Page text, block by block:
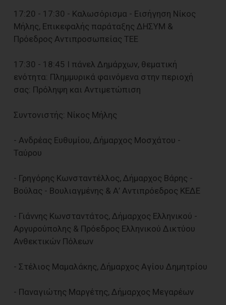
17:20 - 17:30 - Καλωσόρισμα - Εισήγηση Νίκος
Μήλης, Επικεφαλής παράταξης ΔΗΣΥΜ &
Πρόεδρος Αντιπροσωπείας ΤΕΕ
17:30 - 18:45 I πάνελ Δημάρχων, θεματική
ενότητα: Πλημμυρικά φαινόμενα στην περιοχή
σας: Πρόληψη και Αντιμετώπιση
Συντονιστής: Νίκος Μήλης
- Ανδρέας Ευθυμίου, Δήμαρχος Μοσχάτου -
Ταύρου
- Γρηγόρης Κωνσταντέλλος, Δήμαρχος Βάρης -
Βούλας - Βουλιαγμένης & Α’ Αντιπρόεδρος ΚΕΔΕ
- Γιάννης Κωνσταντάτος, Δήμαρχος Ελληνικού -
Αργυρούπολης & Πρόεδρος Ελληνικού Δικτύου
Ανθεκτικών Πόλεων
- Στέλιος Μαμαλάκης, Δήμαρχος Αγίου Δημητρίου
- Παναγιώτης Μαργέτης, Δήμαρχος Μεγαρέων